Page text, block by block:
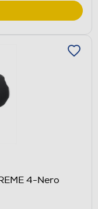
4-Nero